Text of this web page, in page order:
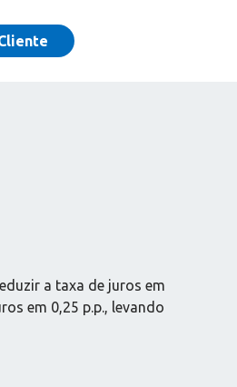
a taxa de juros em
em 0,25 p.p., levando